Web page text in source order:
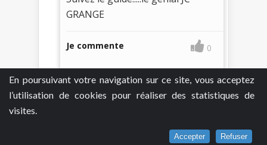
En poursuivant votre navigation sur ce site, vous acceptez
l’utilisation de cookies pour réaliser des statistiques de
visites.
Accepter Refuser
GRANGE
Je commente 0